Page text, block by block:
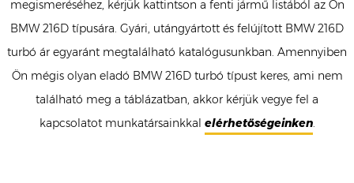
megismeréséhez, kérjük kattintson a fenti jármű listából az Ön
BMW 216D típusára. Gyári, utángyártott és felújított BMW 216D
turbó ár egyaránt megtalálható katalógusunkban. Amennyiben
Ön mégis olyan eladó BMW 216D turbó típust keres, ami nem
található meg a táblázatban, akkor kérjük vegye fel a
kapcsolatot munkatársainkkal elérhetőségeinken.